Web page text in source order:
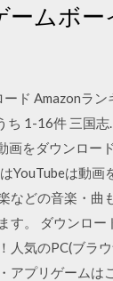
ームボー
ド Amazonラ
ち 1-16件 三国
画をダウンロー
YouTubeは動画
などの音楽・曲
す。 ダウンロ
人気のPC(ブラ
アプリゲームは